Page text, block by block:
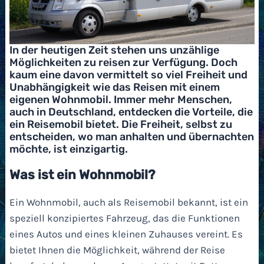
In der heutigen Zeit stehen uns unzählige
Möglichkeiten zu reisen zur Verfügung. Doch
kaum eine davon vermittelt so viel Freiheit und
Unabhängigkeit wie das Reisen mit einem
eigenen Wohnmobil. Immer mehr Menschen,
auch in Deutschland, entdecken die Vorteile, die
ein Reisemobil bietet. Die Freiheit, selbst zu
entscheiden, wo man anhalten und übernachten
möchte, ist einzigartig.
Was ist ein Wohnmobil?
Ein Wohnmobil, auch als Reisemobil bekannt, ist ein
speziell konzipiertes Fahrzeug, das die Funktionen
eines Autos und eines kleinen Zuhauses vereint. Es
bietet Ihnen die Möglichkeit, während der Reise